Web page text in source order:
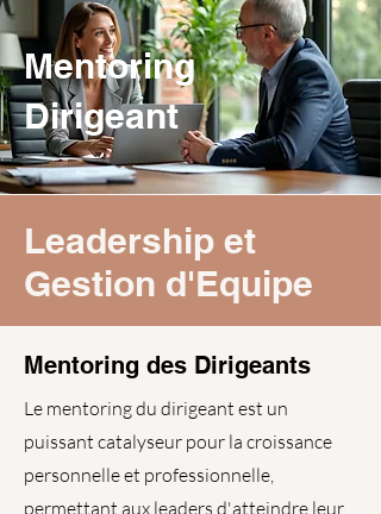
Mentoring
Dirigeant
Leadership et
Gestion d'Equipe
Mentoring des Dirigeants
Le mentoring du dirigeant est un
puissant catalyseur pour la croissance
personnelle et professionnelle,
permettant aux leaders d'atteindre leur